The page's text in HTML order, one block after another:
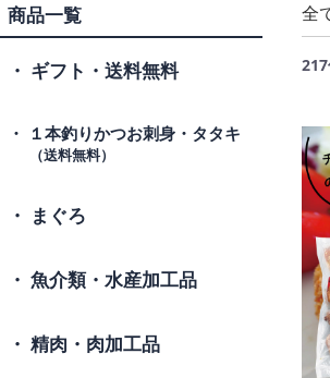
商品一覧
ギフト・送料無料
１本釣りかつお刺身・タタキ
まぐろ
魚介類・水産加工品
精肉・肉加工品
全